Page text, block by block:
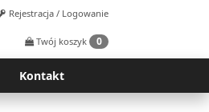
Rejestracja / Logowanie
Twój koszyk 0
Kontakt